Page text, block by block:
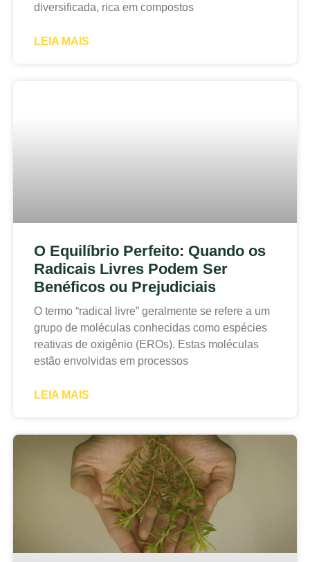
diversificada, rica em compostos
LEIA MAIS
O Equilíbrio Perfeito: Quando os
Radicais Livres Podem Ser
Benéficos ou Prejudiciais
O termo “radical livre” geralmente se refere a um
grupo de moléculas conhecidas como espécies
reativas de oxigênio (EROs). Estas moléculas
estão envolvidas em processos
LEIA MAIS